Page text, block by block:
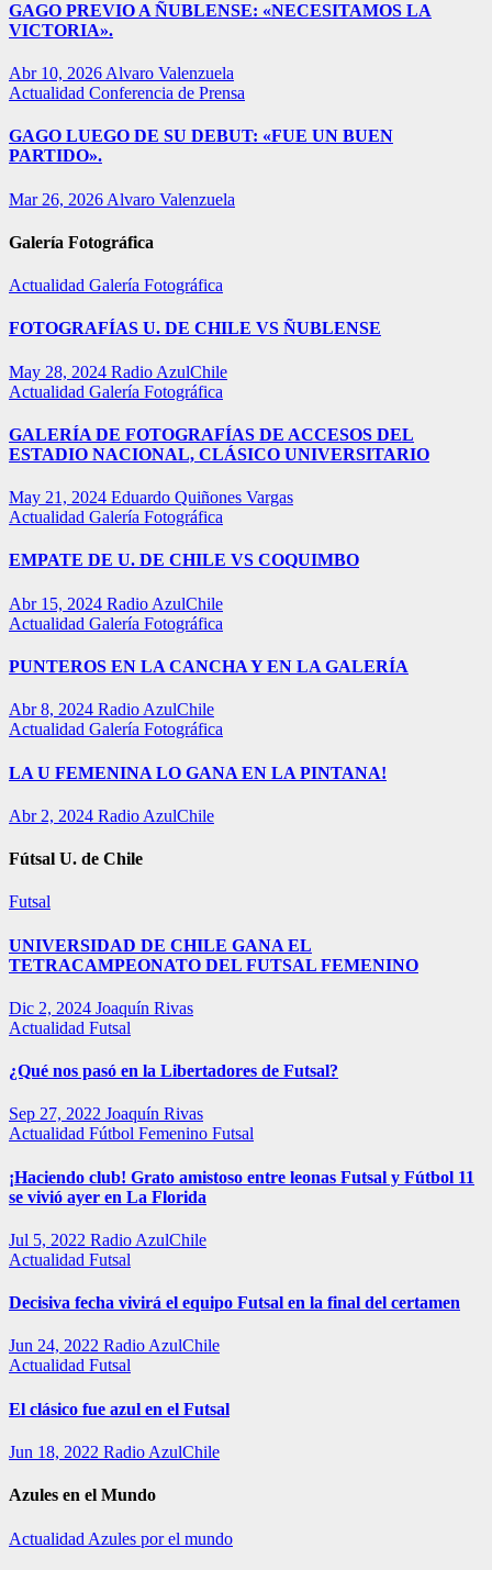
GAGO PREVIO A ÑUBLENSE: «NECESITAMOS LA
VICTORIA».
Abr 10, 2026 Alvaro Valenzuela
Actualidad Conferencia de Prensa
GAGO LUEGO DE SU DEBUT: «FUE UN BUEN
PARTIDO».
Mar 26, 2026 Alvaro Valenzuela
Galería Fotográfica
Actualidad Galería Fotográfica
FOTOGRAFÍAS U. DE CHILE VS ÑUBLENSE
May 28, 2024 Radio AzulChile
Actualidad Galería Fotográfica
GALERÍA DE FOTOGRAFÍAS DE ACCESOS DEL
ESTADIO NACIONAL, CLÁSICO UNIVERSITARIO
May 21, 2024 Eduardo Quiñones Vargas
Actualidad Galería Fotográfica
EMPATE DE U. DE CHILE VS COQUIMBO
Abr 15, 2024 Radio AzulChile
Actualidad Galería Fotográfica
PUNTEROS EN LA CANCHA Y EN LA GALERÍA
Abr 8, 2024 Radio AzulChile
Actualidad Galería Fotográfica
LA U FEMENINA LO GANA EN LA PINTANA!
Abr 2, 2024 Radio AzulChile
Fútsal U. de Chile
Futsal
UNIVERSIDAD DE CHILE GANA EL
TETRACAMPEONATO DEL FUTSAL FEMENINO
Dic 2, 2024 Joaquín Rivas
Actualidad Futsal
¿Qué nos pasó en la Libertadores de Futsal?
Sep 27, 2022 Joaquín Rivas
Actualidad Fútbol Femenino Futsal
¡Haciendo club! Grato amistoso entre leonas Futsal y Fútbol 11
se vivió ayer en La Florida
Jul 5, 2022 Radio AzulChile
Actualidad Futsal
Decisiva fecha vivirá el equipo Futsal en la final del certamen
Jun 24, 2022 Radio AzulChile
Actualidad Futsal
El clásico fue azul en el Futsal
Jun 18, 2022 Radio AzulChile
Azules en el Mundo
Actualidad Azules por el mundo